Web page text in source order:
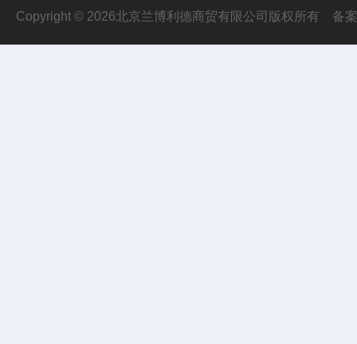
Copyright © 2026北京兰博利德商贸有限公司版权所有 备